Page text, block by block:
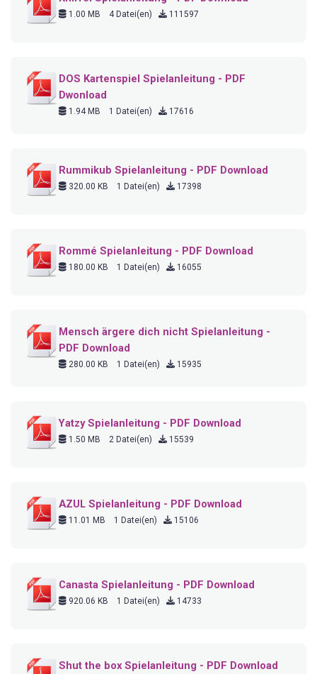
1.00 MB 4 Datei(en) 111597
DOS Kartenspiel Spielanleitung - PDF
Dwonload
1.94 MB 1 Datei(en) 17616
Rummikub Spielanleitung - PDF Download
320.00 KB 1 Datei(en) 17398
Rommé Spielanleitung - PDF Download
180.00 KB 1 Datei(en) 16055
Mensch ärgere dich nicht Spielanleitung -
PDF Download
280.00 KB 1 Datei(en) 15935
Yatzy Spielanleitung - PDF Download
1.50 MB 2 Datei(en) 15539
AZUL Spielanleitung - PDF Download
11.01 MB 1 Datei(en) 15106
Canasta Spielanleitung - PDF Download
920.06 KB 1 Datei(en) 14733
Shut the box Spielanleitung - PDF Download